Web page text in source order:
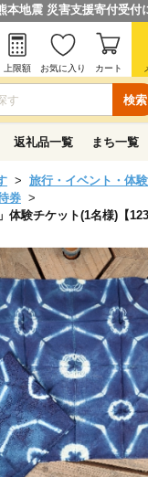
本地震 災害支援寄付受付
検索
上限額 お気に入り カート
返礼品一覧 まち一覧
旅行・イベント・体験
券
体験チケット(1名様)【